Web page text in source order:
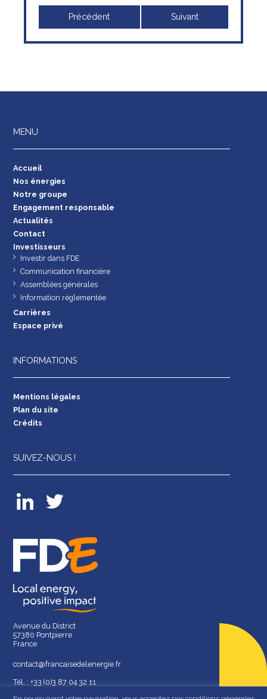
Précédent Suivant
MENU
Accueil
Nos énergies
Notre groupe
Engagement responsable
Actualités
Contact
Investisseurs
Investir dans FDE
Communication financière
Assemblées générales
Information règlementée
Carrières
Espace privé
INFORMATIONS
Mentions légales
Plan du site
Crédits
SUIVEZ-NOUS !
Avenue du District
57380 Pontpierre
France
contact@francaisedelenergie.fr
Tél. : +33 (0)3 87 04 32 11